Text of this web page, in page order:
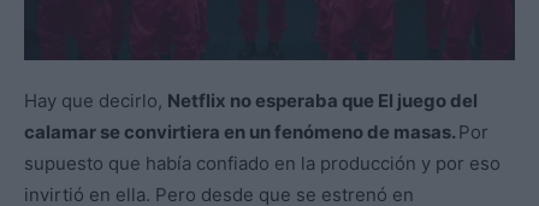
Hay que decirlo, Netflix no esperaba que El juego del
calamar se convirtiera en un fenómeno de masas. Por
supuesto que había confiado en la producción y por eso
invirtió en ella. Pero desde que se estrenó en